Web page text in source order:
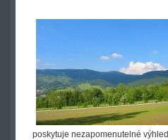
poskytuje nezapomenutelné